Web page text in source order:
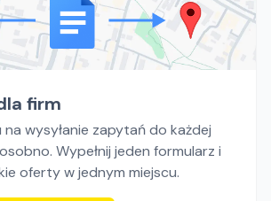
firm
wysyłanie zapytań do każdej
Wypełnij jeden formularz i
oferty w jednym miejscu.